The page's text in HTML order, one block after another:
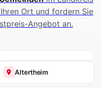
Ort und fordern Sie
Angebot an.
Altertheim